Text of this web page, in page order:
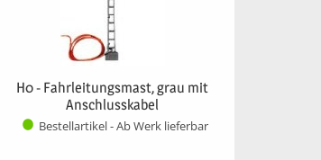
H0 - Fahrleitungsmast, grau mit
Anschlusskabel
Bestellartikel - Ab Werk lieferbar